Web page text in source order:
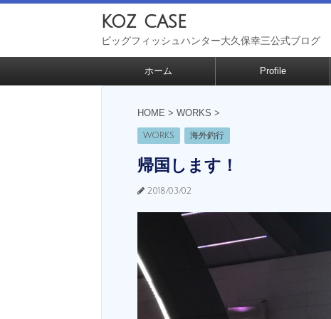
koz case
ビッグフィッシュハンター大久保幸三公式ブログ
ホーム Profile
HOME > WORKS >
WORKS 海外釣行
帰国します！
2018/03/02